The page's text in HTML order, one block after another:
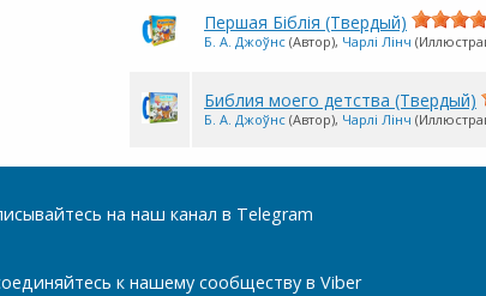
Першая Біблія (Твердый)
Б. А. Джоўнс (Автор), Чарлі Лінч
Библия моего детства (Твердый)
Б. А. Джоўнс (Автор), Чарлі Лінч
на наш канал в Telegram
к нашему сообществу в Viber